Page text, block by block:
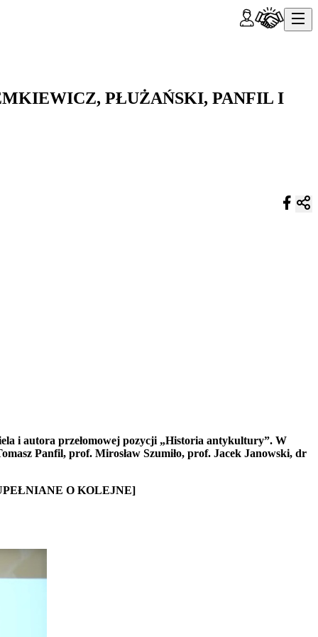
PŁUŻAŃSKI, PANFIL I
i autora przełomowej pozycji „Historia antykultury”. W
Panfil, prof. Mirosław Szumiło, prof. Jacek Janowski, dr
O KOLEJNE]